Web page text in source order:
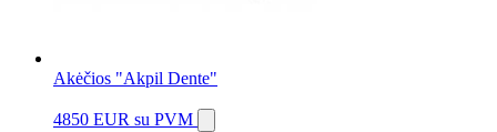
Akėčios "Akpil Dente"
4850 EUR su PVM